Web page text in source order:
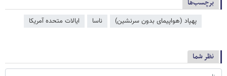
برچسب‌ها
پهپاد (هواپیمای بدون سرنشین) ناسا ایالات متحده آمریکا
نظر شما